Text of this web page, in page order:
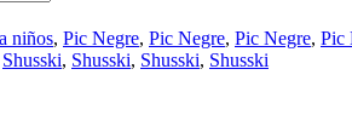
niños, Pic Negre, Pic Negre, Pic Negre, Pic
Shusski, Shusski, Shusski, Shusski